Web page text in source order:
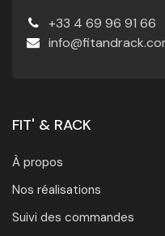
+33 4 69 96 91 66
FIT' & RACK
À propos
Nos réalisations
Suivi des commandes